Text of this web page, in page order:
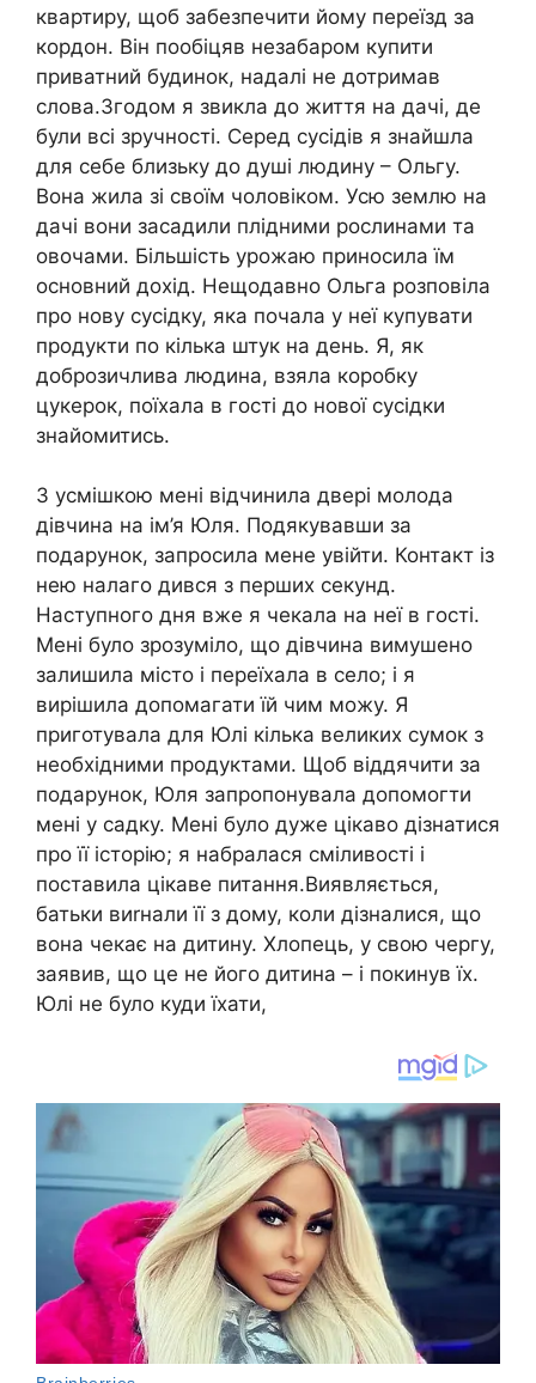
квартиру, щоб забезпечити йому переїзд за
кордон. Він пообіцяв незабаром купити
приватний будинок, надалі не дотримав
слова.Згодом я звикла до життя на дачі, де
були всі зручності. Серед сусідів я знайшла
для себе близьку до душі людину – Ольгу.
Вона жила зі своїм чоловіком. Усю землю на
дачі вони засадили плідними рослинами та
овочами. Більшість урожаю приносила їм
основний дохід. Нещодавно Ольга розповіла
про нову сусідку, яка почала у неї купувати
продукти по кілька штук на день. Я, як
доброзичлива людина, взяла коробку
цукерок, поїхала в гості до нової сусідки
знайомитись.
З усмішкою мені відчинила двері молода
дівчина на ім’я Юля. Подякувавши за
подарунок, запросила мене увійти. Контакт із
нею налаго дився з перших секунд.
Наступного дня вже я чекала на неї в гості.
Мені було зрозуміло, що дівчина вимушено
залишила місто і переїхала в село; і я
вирішила допомагати їй чим можу. Я
приготувала для Юлі кілька великих сумок з
необхідними продуктами. Щоб віддячити за
подарунок, Юля запропонувала допомогти
мені у садку. Мені було дуже цікаво дізнатися
про її історію; я набралася сміливості і
поставила цікаве питання.Виявляється,
батьки виrнали її з дому, коли дізналися, що
вона чекає на дитину. Хлопець, у свою чергу,
заявив, що це не його дитина – і покинув їх.
Юлі не було куди їхати,